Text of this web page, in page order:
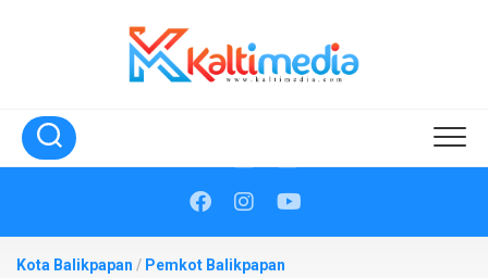
Kota Balikpapan / Pemkot Balikpapan